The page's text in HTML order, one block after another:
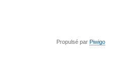
Propulsé par Piwigo